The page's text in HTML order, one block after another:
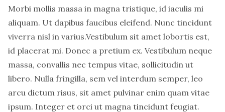
Morbi mollis massa in magna tristique, id iaculis mi
aliquam. Ut dapibus faucibus eleifend. Nunc tincidunt
viverra nisl in varius.Vestibulum sit amet lobortis est,
id placerat mi. Donec a pretium ex. Vestibulum neque
massa, convallis nec tempus vitae, sollicitudin ut
libero. Nulla fringilla, sem vel interdum semper, leo
arcu dictum risus, sit amet pulvinar enim quam vitae
ipsum. Integer et orci ut magna tincidunt feugiat.